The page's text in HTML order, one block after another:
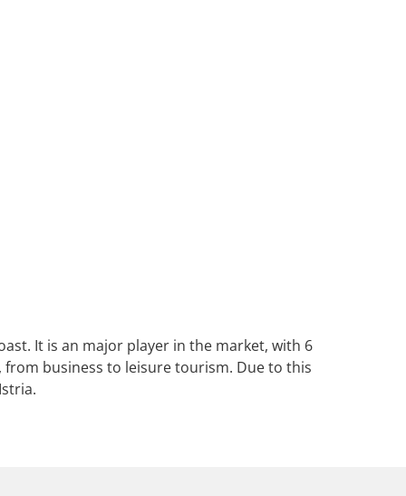
It is an major player in the market, with 6
business to leisure tourism. Due to this